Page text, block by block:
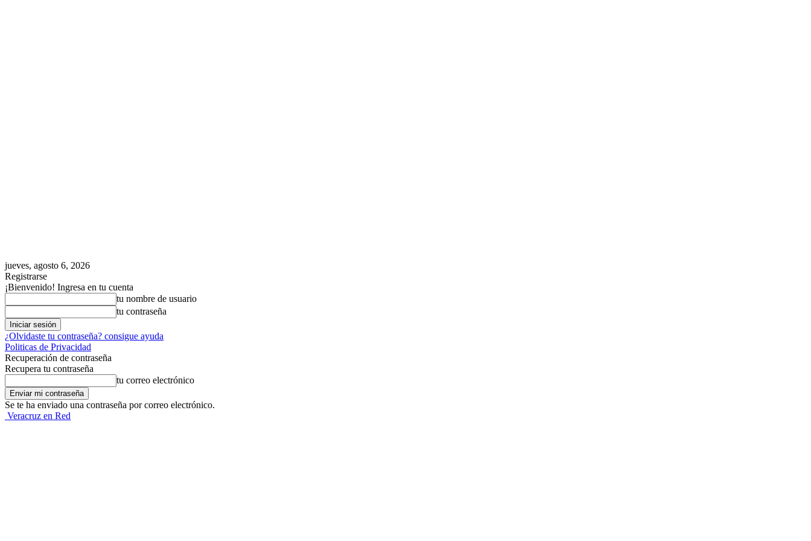
jueves, agosto 6, 2026
Registrarse
¡Bienvenido! Ingresa en tu cuenta
tu nombre de usuario
tu contraseña
¿Olvidaste tu contraseña? consigue ayuda
Politicas de Privacidad
Recuperación de contraseña
Recupera tu contraseña
tu correo electrónico
Se te ha enviado una contraseña por correo electrónico.
Veracruz en Red